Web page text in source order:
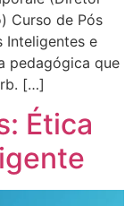
Curso de Pós
Inteligentes e
pedagógica que
[…]
Ética